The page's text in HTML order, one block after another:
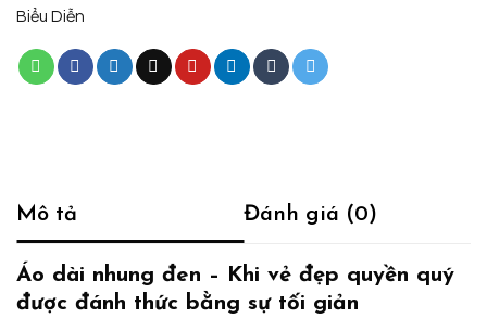
Biểu Diễn
Mô tả Đánh giá (0)
Áo dài nhung đen – Khi vẻ đẹp quyền quý
được đánh thức bằng sự tối giản